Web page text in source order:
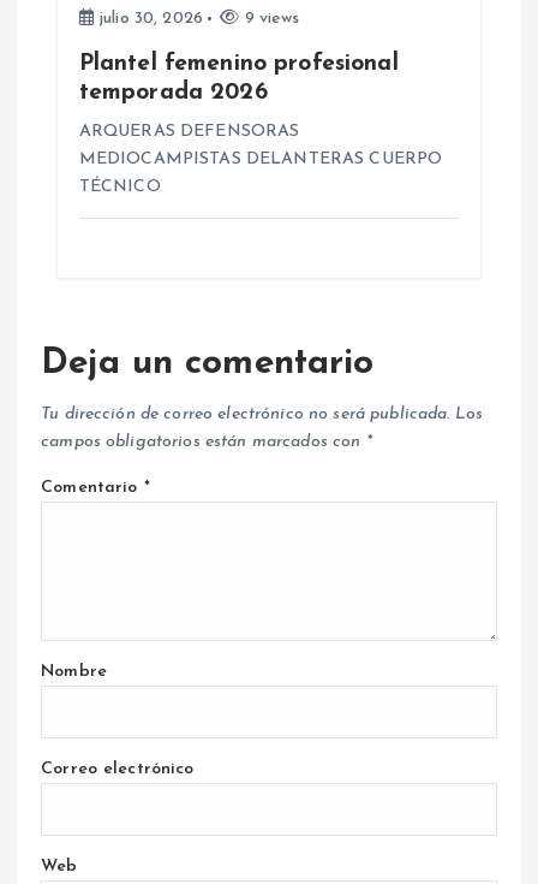
julio 30, 2026 9 views
Plantel femenino profesional
temporada 2026
ARQUERAS DEFENSORAS
MEDIOCAMPISTAS DELANTERAS CUERPO
TÉCNICO
Deja un comentario
Tu dirección de correo electrónico no será publicada. Los
campos obligatorios están marcados con *
Comentario *
Nombre
Correo electrónico
Web